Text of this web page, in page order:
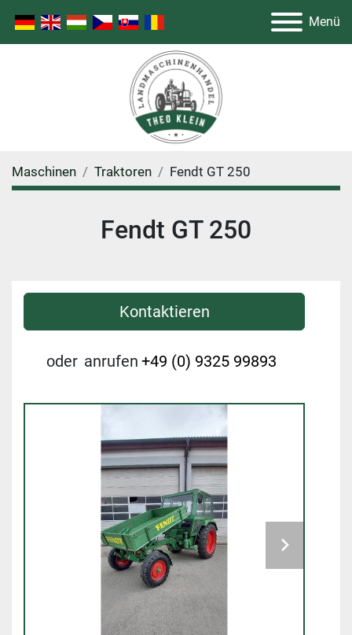
Menü
Maschinen Traktoren Fendt GT 250
Fendt GT 250
Kontaktieren
oder anrufen +49 (0) 9325 99893